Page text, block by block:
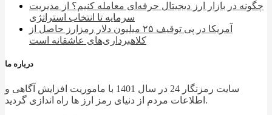
چگونه در بازار ارز دیجیتال حرفه‌ای معامله کنیم؟ از مدیریت
سرمایه تا انتخاب استراتژی
آمریکا در پی توقیف ۲۵ میلیون دلار رمزارز حاصل از
کلاهبرداری‌های عاشقانه است
درباره ما
سایت رمزنگار 24 در سال 1401 با ماموریت افزایش آگاهی و
اطلاعات مردم از دنیای رمز ارز ها راه اندازی گردید.